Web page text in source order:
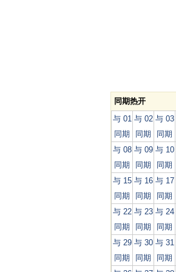
同期热开
与 01
同期
与 02
同期
与 03
同期
与 08
同期
与 09
同期
与 10
同期
与 15
同期
与 16
同期
与 17
同期
与 22
同期
与 23
同期
与 24
同期
与 29
同期
与 30
同期
与 31
同期